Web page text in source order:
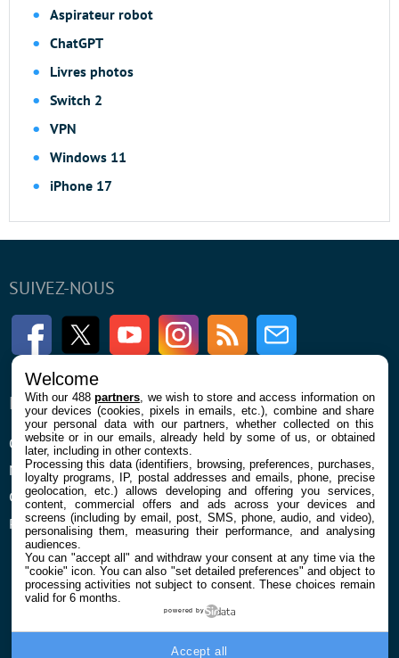
Aspirateur robot
ChatGPT
Livres photos
Switch 2
VPN
Windows 11
iPhone 17
SUIVEZ-NOUS
FacebookTwitter Youtube InstagramRSS Newsletter
ENTREPRISE
Qui sommes nous
Mentions légales et CGU
Confidentialité et Cookies
Préférences cookies
À PROPOS
La rédaction
Contact
Welcome
With our 488partners , we wish to store and access information on
your devices (cookies, pixels in emails, etc.), combine and share
your personal data with our partners, whether collected on this
website or in our emails, already held by some of us, or obtained
later, including in other contexts.
Processing this data (identifiers, browsing, preferences, purchases,
loyalty programs, IP, postal addresses and emails, phone, precise
geolocation, etc.) allows developing and offering you services,
content, commercial offers and ads across your devices and
screens (including by email, post, SMS, phone, audio, and video),
personalising them, measuring their performance, and analysing
audiences.
You can "accept all" and withdraw your consent at any time via the
"cookie" icon. You can also "set detailed preferences" and object to
processing activities not subject to consent. These choices remain
valid for 6 months.
powered by
Accept all